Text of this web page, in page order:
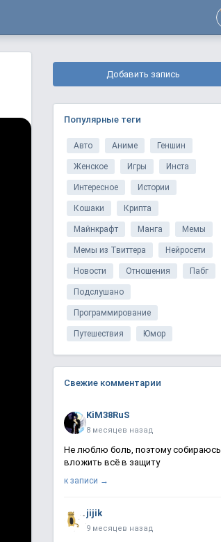
Добавить запись
Популярные теги
Авто Аниме Геншин
Женское Игры Инста
Интересное Истории
Кошаки Крипта
Майнкрафт Манга Мемы
Мемы из Твиттера Нейросети
Новости Отношения Пабг
Подслушано
Программирование
Путешествия Юмор
Свежие комментарии
KiM38RuS
8 месяцев назад
Не люблю боль, поэтому собираюсь
вложить всё в защиту
к записи →
jijik
9 месяцев назад